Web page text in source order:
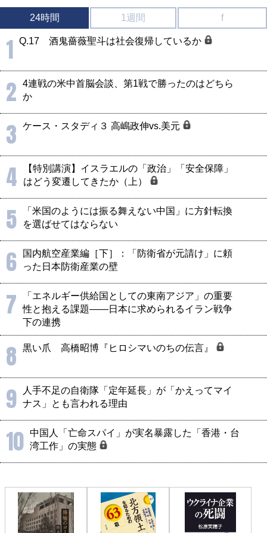
24時間 1週間 f
1 Q.17 酒鬼薔薇聖斗は社会復帰しているか
2
4連戦の米中首脳会談、第1戦で勝ったのはどちら
か
3 ケース・スタディ３ 高嶋政伸vs.美元
4
【特別講演】イスラエルの「政治」「安全保障」
はどう変遷してきたか（上）
5
「米国のようには振る舞えない中国」に方針転換
を選ばせてはならない
6
国内航空産業編［下］：「防衛省が元請け」に頼
った日本防衛産業の壁
7
「エネルギー供給国としての東南アジア」の重要
性と抱える課題――日本に求められるイラン戦争
下の連携
8 黒い爪 高橋昭博『ヒロシマいのちの伝言』
9
人手不足の自衛隊「定年延長」が「かえってマイ
ナス」とも言われる理由
10 中国人「亡命スパイ」が実名暴露した「香港・台
湾工作」の実態